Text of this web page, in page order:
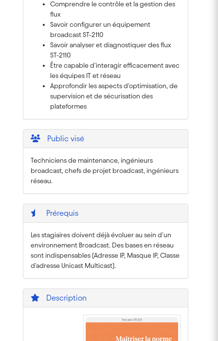
Comprendre le contrôle et la gestion des
flux
Savoir configurer un équipement
broadcast ST-2110
Savoir analyser et diagnostiquer des flux
ST-2110
Être capable d'interagir efficacement avec
les équipes IT et réseau
Approfondir les aspects d'optimisation, de
supervision et de sécurisation des
plateformes
Public visé
Techniciens de maintenance, ingénieurs
broadcast, chefs de projet broadcast, ingénieurs
réseau.
Prérequis
Les stagiaires doivent déjà évoluer au sein d'un
environnement Broadcast. Des bases en réseau
sont indispensables (Adresse IP, Masque IP, Classe
d'adresse Unicast Multicast).
Description